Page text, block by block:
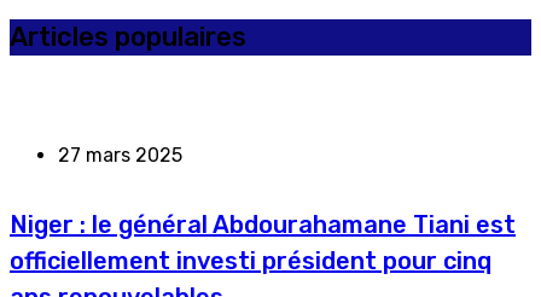
Articles populaires
27 mars 2025
Niger : le général Abdourahamane Tiani est
officiellement investi président pour cinq